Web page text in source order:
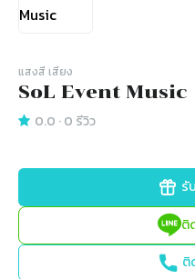
แสงสี เสียง
SoL Event Music
0.0 ·0 รีวิว
รั
ติ
ติ